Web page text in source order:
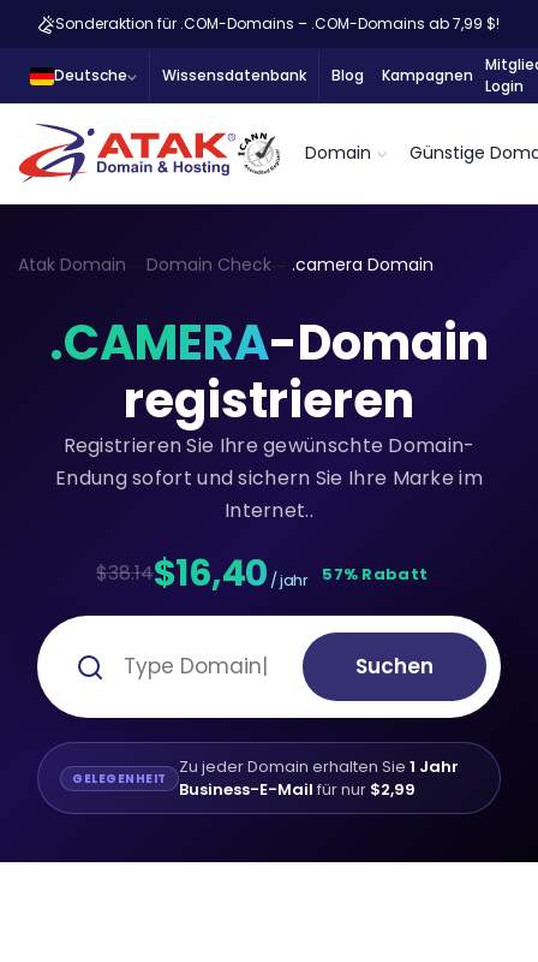
Sonderaktion für .COM-Domains – .COM-Domains ab 7,99 $!
Deutsche Wissensdatenbank Blog Kampagnen
Login
Domain Günstige
Atak Domain Domain Check .camera Domain
.CAMERA-Domain
registrieren
Registrieren Sie Ihre gewünschte Domain-
Endung sofort und sichern Sie Ihre Marke im
Internet..
$38.14$16,40 / jahr 57% Rabatt
Suchen
GELEGENHEIT Zu jeder Domain erhalten Sie 1 Jahr
Business-E-Mail für nur $2,99